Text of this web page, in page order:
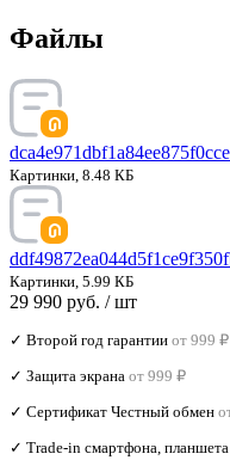
Файлы
Картинки, 8.48 КБ
Картинки, 5.99 КБ
29 990 руб. / шт
✓ Второй год гарантии от 999 ₽
✓ Защита экрана от 999 ₽
✓ Сертификат Честный обмен
✓ Trade‑in смартфона,